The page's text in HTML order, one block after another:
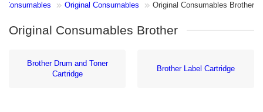
Consumables Original Consumables Original Consumables Brother
Original Consumables Brother
Brother Drum and Toner
Cartridge
Brother Label Cartridge